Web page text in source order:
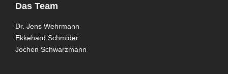
Das Team
Dr. Jens Wehrmann
Ekkehard Schmider
Jochen Schwarzmann